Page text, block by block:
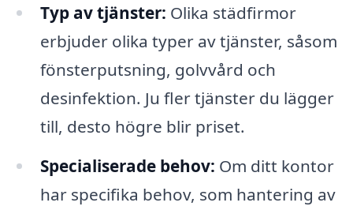
Typ av tjänster: Olika städfirmor
erbjuder olika typer av tjänster, såsom
fönsterputsning, golvvård och
desinfektion. Ju fler tjänster du lägger
till, desto högre blir priset.
Specialiserade behov: Om ditt kontor
har specifika behov, som hantering av